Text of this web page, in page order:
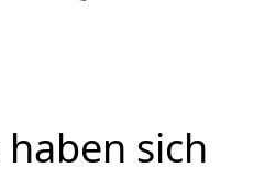
haben sich